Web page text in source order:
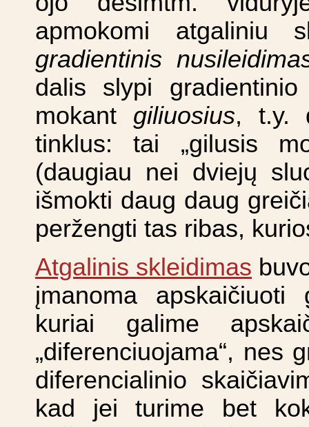
apmokomi atgaliniu
gradientinis
dalis slypi
mokant giliuosius, t.y.
tinklus: tai „gilusis
(daugiau nei dviejų
išmokti daug daug
peržengti tas ribas,
Atgalinis skleidimas
įmanoma
kuriai galime
„diferenciuojama“, nes
diferencialinio
kad jei turime bet